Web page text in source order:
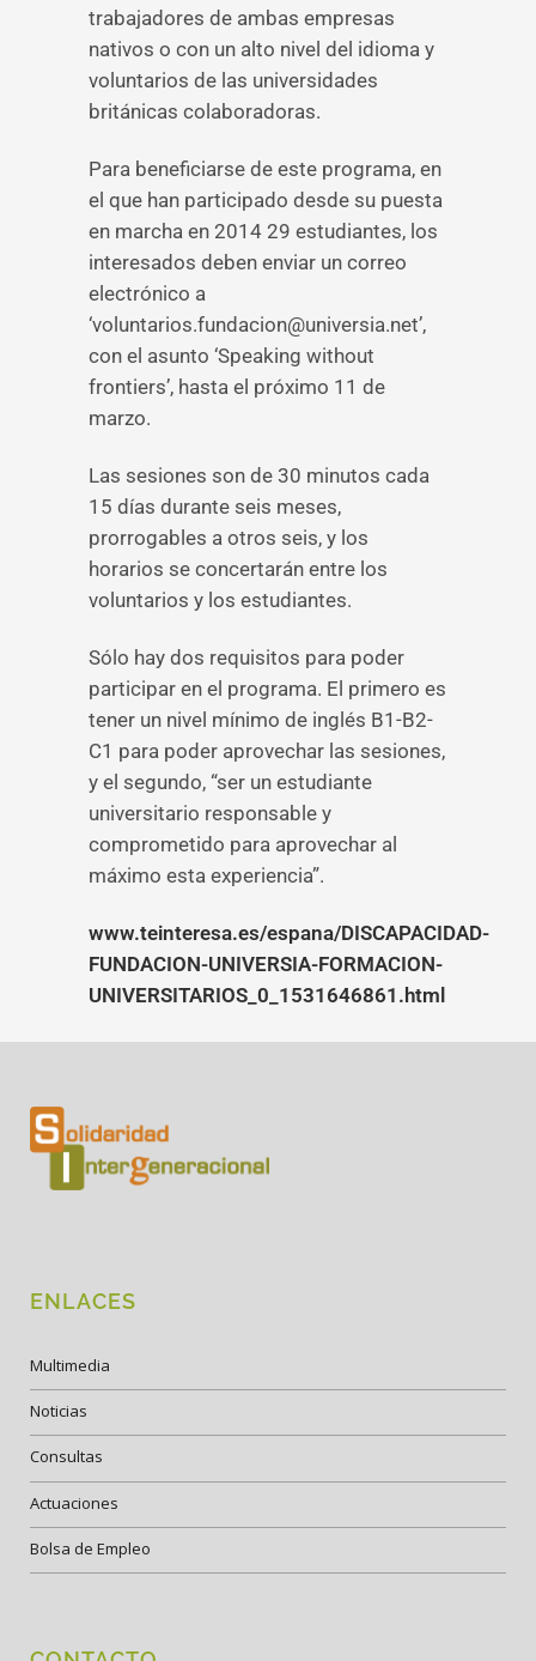
trabajadores de ambas empresas
nativos o con un alto nivel del idioma y
voluntarios de las universidades
británicas colaboradoras.
Para beneficiarse de este programa, en
el que han participado desde su puesta
en marcha en 2014 29 estudiantes, los
interesados deben enviar un correo
electrónico a
‘voluntarios.fundacion@universia.net’,
con el asunto ‘Speaking without
frontiers’, hasta el próximo 11 de
marzo.
Las sesiones son de 30 minutos cada
15 días durante seis meses,
prorrogables a otros seis, y los
horarios se concertarán entre los
voluntarios y los estudiantes.
Sólo hay dos requisitos para poder
participar en el programa. El primero es
tener un nivel mínimo de inglés B1-B2-
C1 para poder aprovechar las sesiones,
y el segundo, “ser un estudiante
universitario responsable y
comprometido para aprovechar al
máximo esta experiencia”.
www.teinteresa.es/espana/DISCAPACIDAD-
FUNDACION-UNIVERSIA-FORMACION-
UNIVERSITARIOS_0_1531646861.html
ENLACES
Multimedia
Noticias
Consultas
Actuaciones
Bolsa de Empleo